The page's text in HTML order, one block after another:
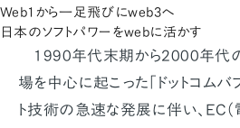
Web1から一足飛びにweb3へ
日本のソフトパワーをwebに活かす
1990年代末期から2000年代の
場を中心に起こった「ドットコムバ
ト技術の急速な発展に伴い、EC